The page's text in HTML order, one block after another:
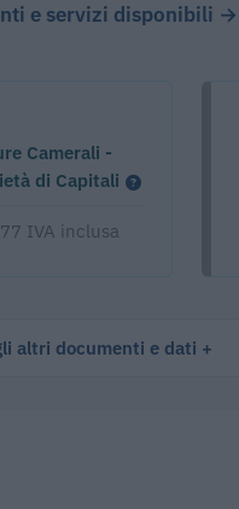
e servizi disponibili →
Camerali -
di Capitali
IVA inclusa
altri documenti e dati